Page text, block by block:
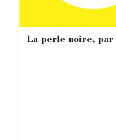
La perle noire, par